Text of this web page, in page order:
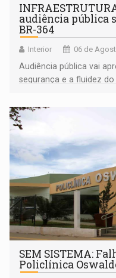
audiência pública
BR-364
Interior 06 de
Audiência pública vai
segurança e a fluidez
SEM SISTEMA:
Policlínica